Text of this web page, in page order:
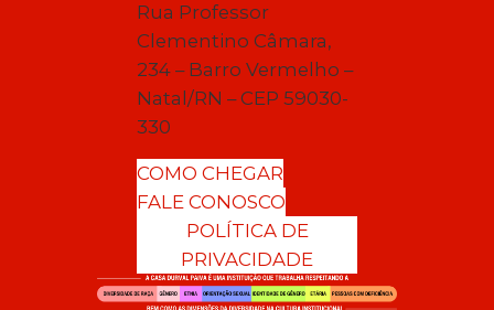
Rua Professor
Clementino Câmara,
234 – Barro Vermelho –
Natal/RN – CEP 59030-
330
COMO CHEGAR
FALE CONOSCO
POLÍTICA DE
PRIVACIDADE